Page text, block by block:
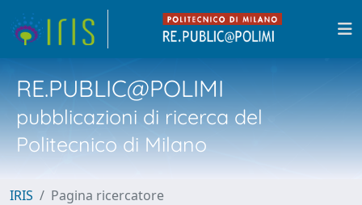
RE.PUBLIC@POLIMI
pubblicazioni di ricerca del
Politecnico di Milano
IRIS Pagina ricercatore